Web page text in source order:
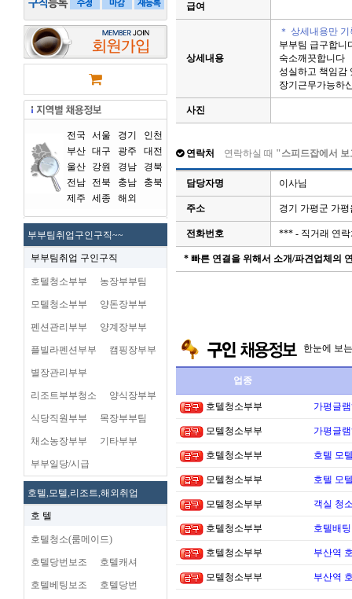
전국 서울 경기
인천
부산 대구 광주
대전
울산
강원 경남
경북
전남
전북 충남
충북
제주
세종 해외
부부팀취업구인구직~~
부부팀취업 구인구직
호텔청소부부 농장부부팀
모텔청소부부 양돈장부부
펜션관리부부 양계장부부
플빌라펜션부부 캠핑장부부
별장관리부부
리조트부부청소 양식장부부
식당직원부부 목장부부팀
채소농장부부 기타부부
부부일당/시급
호텔,모텔,리조트,해외취업
호 텔
호텔청소(룸메이드)
호텔당번보조 호텔캐셔
호텔베팅보조 호텔당번
급여
상세내용
＊ 상세내용만
부부팀 급구합니
숙소깨끗합니다
성실하고 책임감
장기근무가능하
사진
연락처 연락하실 때 "스피드잡에서
담당자명 이사님
주소 경기 가평군 가평
전화번호 *** - 직거래 연
* 빠른 연결을 위해서 소개/파견업체의
한눈에 보
업종
호텔청소부부 가평글
모텔청소부부 가평글
호텔청소부부 호텔 모
모텔청소부부 호텔 모
모텔청소부부 객실 청
호텔청소부부 호텔배
호텔청소부부 부산역
모텔청소부부 부산역